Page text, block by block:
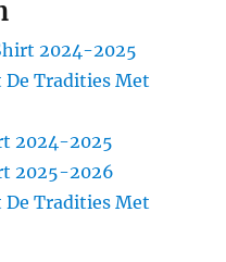
2024-2025
De Tradities Met
2024-2025
2025-2026
De Tradities Met